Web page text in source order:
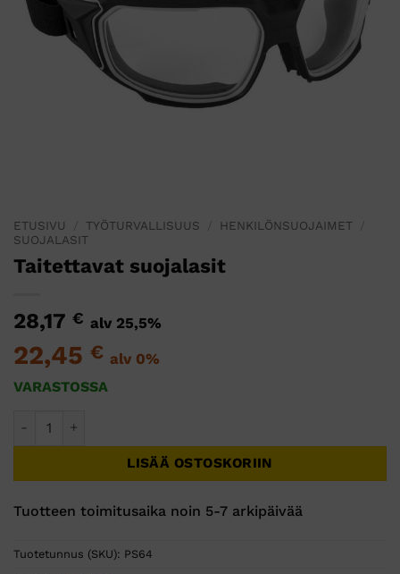
ETUSIVU TYÖTURVALLISUUS HENKILÖNSUOJAIMET
SUOJALASIT
Taitettavat suojalasit
28,17 € alv 25,5%
22,45 € alv 0%
VARASTOSSA
LISÄÄ OSTOSKORIIN
Tuotteen toimitusaika noin 5-7 arkipäivää
Tuotetunnus (SKU): PS64